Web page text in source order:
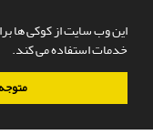
این وب سایت از کوکی ها
خدمات استفاده می کند.
سامانه مدیریت نشریات